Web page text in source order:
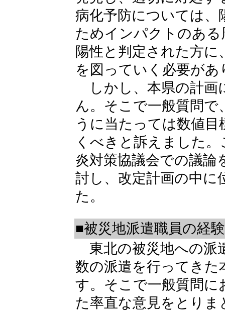
病化予防については、
ためインパクトのあ
陽性と判定された方に
を図っていく必要があ
しかし、本県の計画
ん。そこで一般質問で
うに当たっては数値
くべきと訴えました
炎対策協議会での議論
討し、改定計画の中に
た。
■被災地派遣職員の経
東北の被災地への派
数の派遣を行ってきた
す。そこで一般質問に
た率直な意見をとり